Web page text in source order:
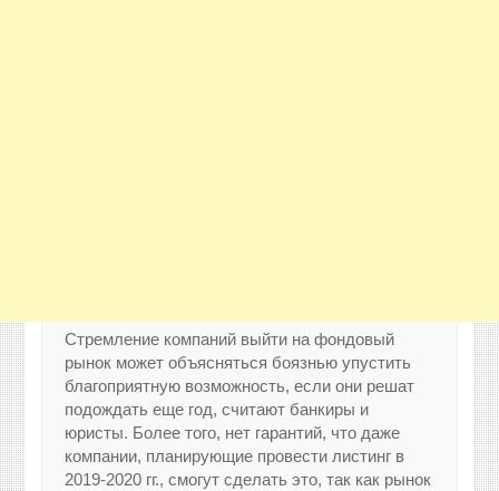
Стремление компаний выйти на фондовый
рынок может объясняться боязнью упустить
благоприятную возможность, если они решат
подождать еще год, считают банкиры и
юристы. Более того, нет гарантий, что даже
компании, планирующие провести листинг в
2019-2020 гг., смогут сделать это, так как рынок